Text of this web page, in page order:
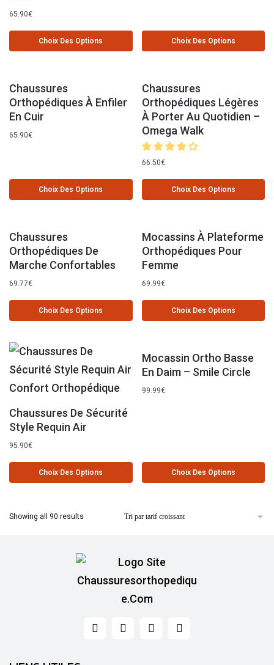
65.90€
Choix Des Options Choix Des Options
Chaussures
Orthopédiques À Enfiler
En Cuir
65.90€
Choix Des Options
Chaussures
Orthopédiques Légères
À Porter Au Quotidien –
Omega Walk
66.50€
Choix Des Options
Chaussures
Orthopédiques De
Marche Confortables
69.77€
Choix Des Options
Mocassins À Plateforme
Orthopédiques Pour
Femme
69.99€
Choix Des Options
Chaussures De Sécurité
Style Requin Air
95.90€
Choix Des Options
Mocassin Ortho Basse
En Daim – Smile Circle
99.99€
Choix Des Options
Showing all 90 results